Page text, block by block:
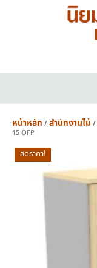
หน้าหลัก /สำนักงานไม้/
15 OFP
ลดราคา!